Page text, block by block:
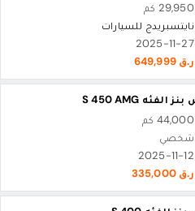
29,950 كم
نايتسبريدج للسيارات
2025-11-27
ر.ق 649,999
44,000 كم
شخصي
2025-11-12
ر.ق 335,000